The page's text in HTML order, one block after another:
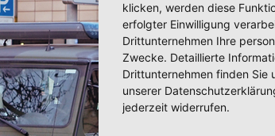
klicken, werden diese
erfolgter Einwilligung
Drittunternehmen Ihre
Zwecke. Detaillierte
Drittunternehmen finden Sie
unserer
jederzeit widerrufen.